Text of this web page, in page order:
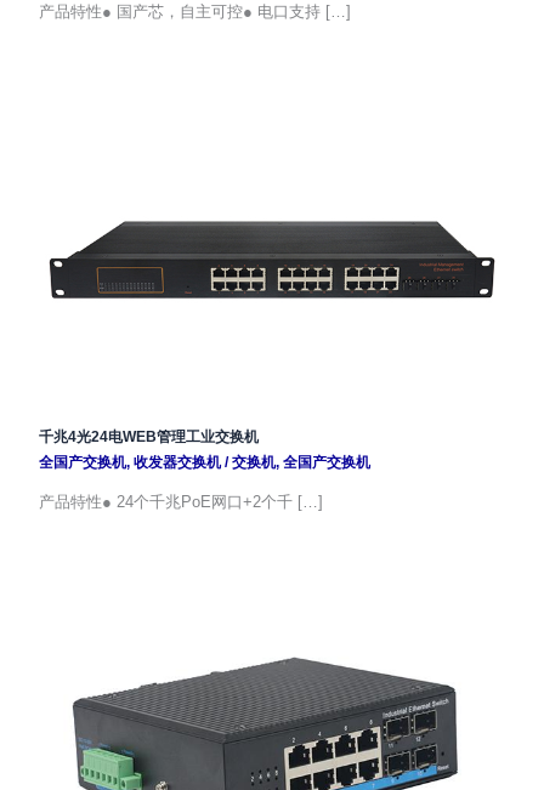
产品特性● 国产芯，自主可控● 电口支持 […]
千兆4光24电WEB管理工业交换机
全国产交换机, 收发器交换机/交换机, 全国产交换机
产品特性● 24个千兆PoE网口+2个千 […]